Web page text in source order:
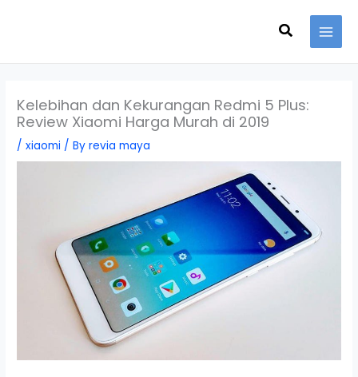
Search
Kelebihan dan Kekurangan Redmi 5 Plus:
Review Xiaomi Harga Murah di 2019
/xiaomi / Byrevia maya